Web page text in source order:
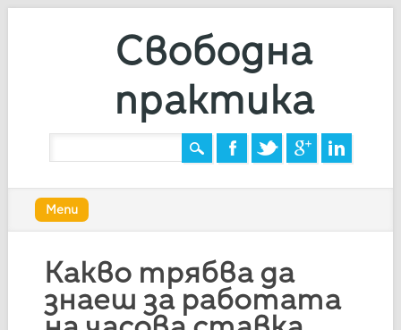
Свободна
практика
Main menu
content
Menu
Какво трябва да
знаеш за работата